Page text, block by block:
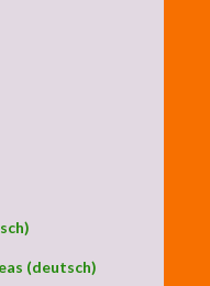
(deutsch)